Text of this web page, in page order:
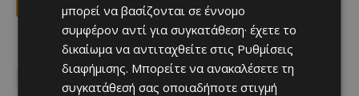
Top ΑΠΟΛΛΩΝ-ΠΑΦΟΣ ΠΑΦΟΣ FC
ΡΙΚΑΡΝΤΟ ΣΑ ΠΙΝΤΟ ΤΕΛΙΚΟΣ ΚΥΠΕΛΛΟΥ
μπορεί να βασίζονται σε έννομο
συμφέρον αντί για συγκατάθεση· έχετε το
δικαίωμα να αντιταχθείτε στις Ρυθμίσεις
διαφήμισης. Μπορείτε να ανακαλέσετε τη
συγκατάθεσή σας οποιαδήποτε στιγμή